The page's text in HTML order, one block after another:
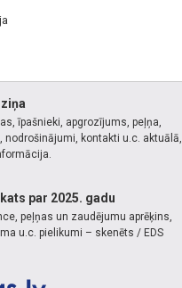
īpašnieki, apgrozījums, peļņa,
nodrošinājumi, kontakti u.c. aktuālā,
par 2025. gadu
peļņas un zaudējumu aprēķins,
u.c. pielikumi – skenēts / EDS